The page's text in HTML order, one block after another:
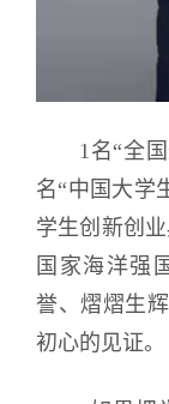
1名“全
名“中国大学
学生创新创
国家海洋强
誉、熠熠生
初心的见证。